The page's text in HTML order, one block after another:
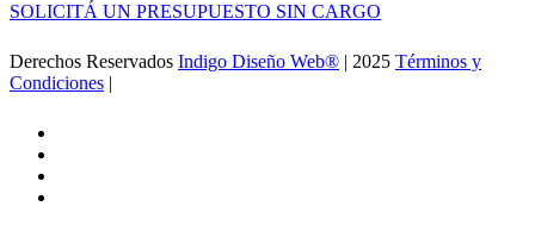
SOLICITÁ UN PRESUPUESTO SIN CARGO
Derechos Reservados Indigo Diseño Web® | 2025 Términos y
Condiciones |